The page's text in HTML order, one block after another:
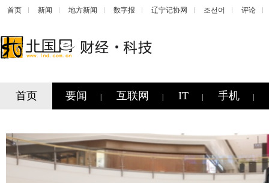
首页 新闻 地方新闻 数字报 辽宁记协网 조선어 评论
首页 要闻 互联网 IT 手机